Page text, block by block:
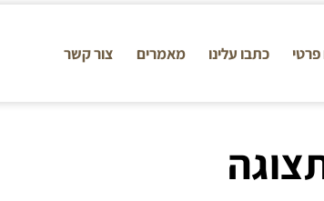
פרטי כתבו עלינו מאמרים צור קשר